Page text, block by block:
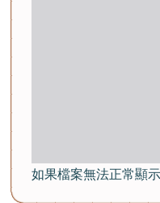
如果檔案無法正常顯